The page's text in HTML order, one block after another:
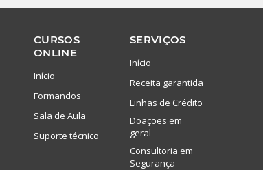
CURSOS
ONLINE
Início
Formandos
Sala de Aula
Suporte técnico
SERVIÇOS
Início
Receita garantida
Linhas de Crédito
Doações em
geral
Consultoria em
Segurança